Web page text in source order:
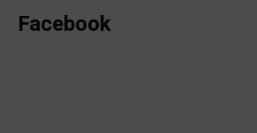
Facebook